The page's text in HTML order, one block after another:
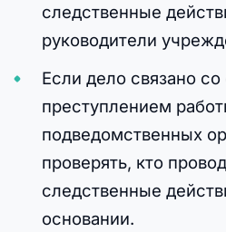
следственные
руководители
Если дело связано
преступлением
подведомственных
проверять, кто
следственные
основании.